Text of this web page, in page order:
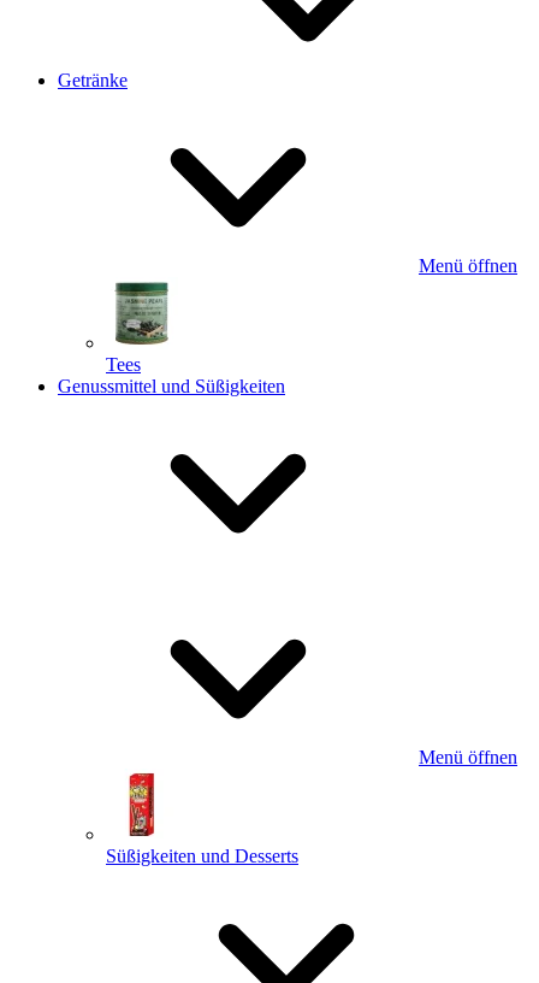
Getränke
Menü öffnen
Tees
Genussmittel und Süßigkeiten
Menü öffnen
Süßigkeiten und Desserts